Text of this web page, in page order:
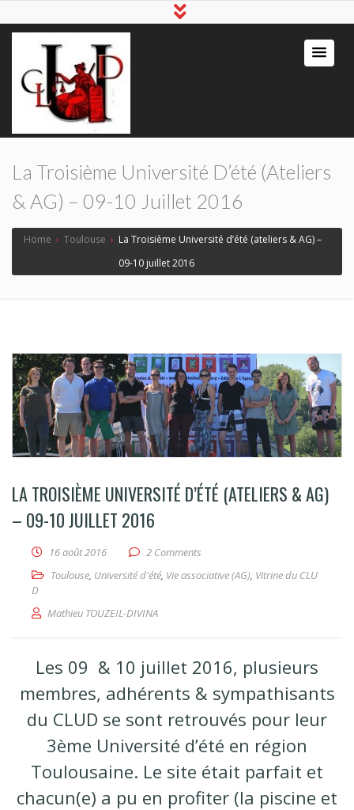
La Troisième Université D’été (ateliers
& AG) – 09-10 Juillet 2016
Home › Toulouse › La Troisième Université d’été (ateliers & AG) –
09-10 juillet 2016
LA TROISIÈME UNIVERSITÉ D’ÉTÉ (ATELIERS & AG)
– 09-10 JUILLET 2016
16 août 2016
2 Comments
Toulouse, Université d'été, Vie associative (AG), Vitrine du CLU
D
Mathieu TOUZEIL-DIVINA
Les 09 & 10 juillet 2016, plusieurs
membres, adhérents & sympathisants
du CLUD se sont retrouvés pour leur
3ème Université d’été en région
Toulousaine. Le site était parfait et
chacun(e) a pu en profiter (la piscine et